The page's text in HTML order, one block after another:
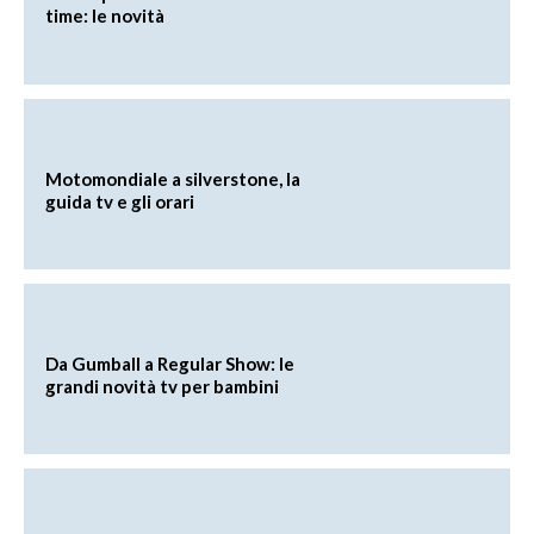
time: le novità
Motomondiale a silverstone, la
guida tv e gli orari
Da Gumball a Regular Show: le
grandi novità tv per bambini